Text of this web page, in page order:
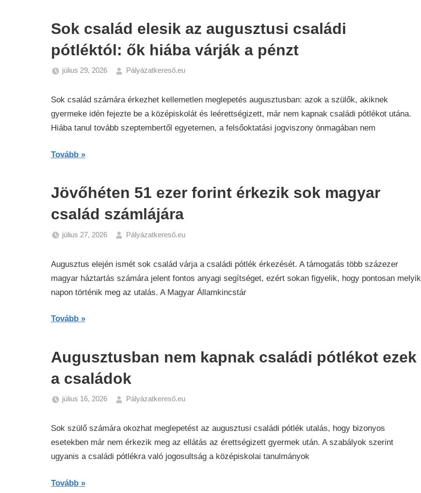
Sok család elesik az augusztusi családi
pótléktól: ők hiába várják a pénzt
július 29, 2026
Pályázatkereső.eu
Hírek
Sok család számára érkezhet kellemetlen meglepetés augusztusban: azok a szülők, akiknek
gyermeke idén fejezte be a középiskolát és leérettségizett, már nem kapnak családi pótlékot utána.
Hiába tanul tovább szeptembertől egyetemen, a felsőoktatási jogviszony önmagában nem
Tovább
Jövőhéten 51 ezer forint érkezik sok magyar
család számlájára
július 27, 2026
Pályázatkereső.eu
Augusztus elején ismét sok család várja a családi pótlék érkezését. A támogatás több százezer
magyar háztartás számára jelent fontos anyagi segítséget, ezért sokan figyelik, hogy pontosan melyik
napon történik meg az utalás. A Magyar Államkincstár
Tovább
Augusztusban nem kapnak családi pótlékot ezek
a családok
július 16, 2026
Pályázatkereső.eu
Sok szülő számára okozhat meglepetést az augusztusi családi pótlék utalás, hogy bizonyos
esetekben már nem érkezik meg az ellátás az érettségizett gyermek után. A szabályok szerint
ugyanis a családi pótlékra való jogosultság a középiskolai tanulmányok
Tovább